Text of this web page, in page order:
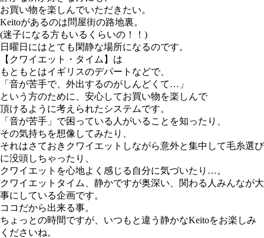
お買い物を楽しんでいただきたい。
Keitoがあるのは問屋街の路地裏。
(迷子になる方もいるくらいの！！)
日曜日にはとても閑静な場所になるのです。
【クワイエット・タイム】は
もともとはイギリスのデパートなどで、
「音が苦手で、外出するのがしんどくて…」
という方のために、安心してお買い物を楽しんで
頂けるように考えられたシステムです。
「音が苦手」で困っている人がいることを知ったり、
その気持ちを想像してみたり、
それはさておきクワイエットしながら意外と集中して毛糸選び
に没頭しちゃったり、
クワイエットを心地よく感じる自分に気づいたり…。
クワイエットタイム、静かですが奥深い、関わる人みんなが大
事にしている企画です。
ココだから出来る事。
ちょっとの時間ですが、いつもと違う静かなKeitoをお楽しみ
くださいね。